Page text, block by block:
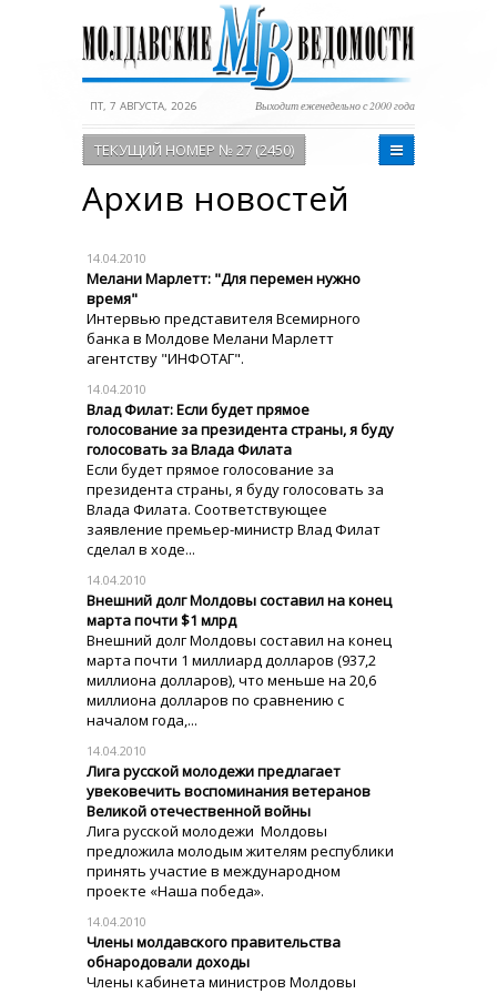
ПТ, 7 АВГУСТА, 2026 Выходит еженедельно с 2000 года
ТЕКУЩИЙ НОМЕР № 27 (2450)
Архив новостей
14.04.2010
Мелани Марлетт: "Для перемен нужно
время"
Интервью представителя Всемирного
банка в Молдове Мелани Марлетт
агентству "ИНФОТАГ".
14.04.2010
Влад Филат: Если будет прямое
голосование за президента страны, я буду
голосовать за Влада Филата
Если будет прямое голосование за
президента страны, я буду голосовать за
Влада Филата. Соответствующее
заявление премьер-министр Влад Филат
сделал в ходе...
14.04.2010
Внешний долг Молдовы составил на конец
марта почти $1 млрд
Внешний долг Молдовы составил на конец
марта почти 1 миллиард долларов (937,2
миллиона долларов), что меньше на 20,6
миллиона долларов по сравнению с
началом года,...
14.04.2010
Лига русской молодежи предлагает
увековечить воспоминания ветеранов
Великой отечественной войны
Лига русской молодежи Молдовы
предложила молодым жителям республики
принять участие в международном
проекте «Наша победа».
14.04.2010
Члены молдавского правительства
обнародовали доходы
Члены кабинета министров Молдовы